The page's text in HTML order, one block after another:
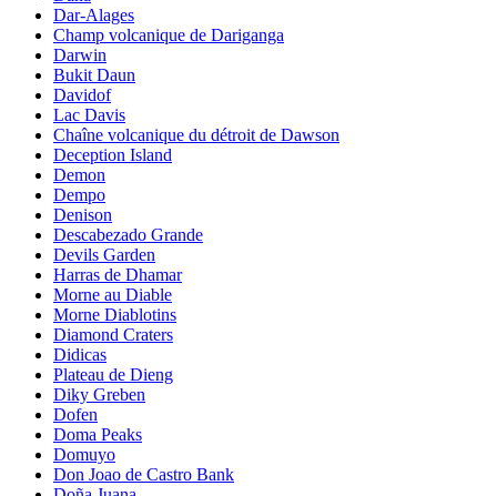
Dar-Alages
Champ volcanique de Dariganga
Darwin
Bukit Daun
Davidof
Lac Davis
Chaîne volcanique du détroit de Dawson
Deception Island
Demon
Dempo
Denison
Descabezado Grande
Devils Garden
Harras de Dhamar
Morne au Diable
Morne Diablotins
Diamond Craters
Didicas
Plateau de Dieng
Diky Greben
Dofen
Doma Peaks
Domuyo
Don Joao de Castro Bank